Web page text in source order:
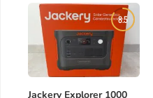
8.5
Jackery Explorer 1000